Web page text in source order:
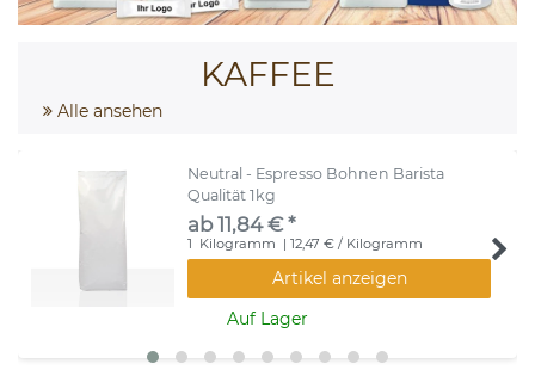
KAFFEE
Alle ansehen
Neutral - Espresso Bohnen Barista
Qualität 1kg
ab 11,84 € *
1 Kilogramm | 12,47 € / Kilogramm
Artikel anzeigen
Auf Lager